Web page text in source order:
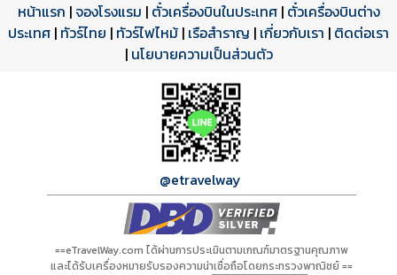
โปรแกรมทัวร์
ดาวน์โหลด PDF
รีวิวลูกค้าจริง
รีวิวจาก eTravelWay
เปิดหน้าเต็ม
ใบอนุญาตนำเที่ยว
เลขที่ 11/11450
เปิดหน้าเต็ม
หน้าแรก |จองโรงแรม | ตั๋วเครื่องบินในประเทศ| ตั๋วเครื่องบินต่าง
ประเทศ | ทัวร์ไทย | ทัวร์ไฟไหม้ | เรือสำราญ | เกี่ยวกับเรา | ติดต่อเรา
| นโยบายความเป็นส่วนตัว
@etravelway
==eTravelWay.com ได้ผ่านการประเมินตามเกณฑ์มาตรฐานคุณภาพ
และได้รับเครื่องหมายรับรองความน่าเชื่อถือโดยกระทรวงพาณิชย์ ==